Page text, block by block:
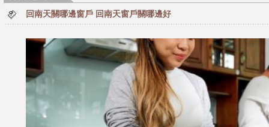
回南天關哪邊窗戶 回南天窗戶關哪邊好